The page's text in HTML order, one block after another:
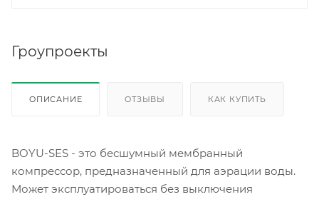
Гроупроекты
ОПИСАНИЕ ОТЗЫВЫ КАК КУПИТЬ
BOYU-SES - это бесшумный мембранный
компрессор, предназначенный для аэрации воды.
Может эксплуатироваться без выключения